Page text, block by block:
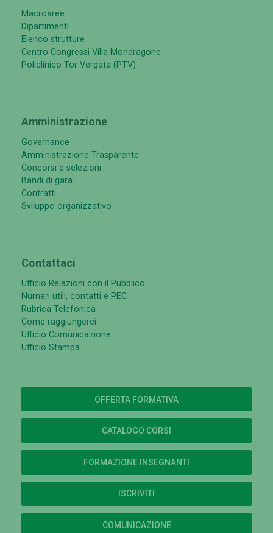
Macroaree
Dipartimenti
Elenco strutture
Centro Congressi Villa Mondragone
Policlinico Tor Vergata (PTV)
Amministrazione
Governance
Amministrazione Trasparente
Concorsi e selezioni
Bandi di gara
Contratti
Sviluppo organizzativo
Contattaci
Ufficio Relazioni con il Pubblico
Numeri utili, contatti e PEC
Rubrica Telefonica
Come raggiungerci
Ufficio Comunicazione
Ufficio Stampa
OFFERTA FORMATIVA
CATALOGO CORSI
FORMAZIONE INSEGNANTI
ISCRIVITI
COMUNICAZIONE